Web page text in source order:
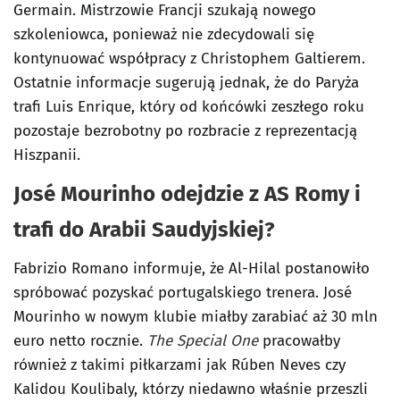
Germain. Mistrzowie Francji szukają nowego
szkoleniowca, ponieważ nie zdecydowali się
kontynuować współpracy z Christophem Galtierem.
Ostatnie informacje sugerują jednak, że do Paryża
trafi Luis Enrique, który od końcówki zeszłego roku
pozostaje bezrobotny po rozbracie z reprezentacją
Hiszpanii.
José Mourinho odejdzie z AS Romy i
trafi do Arabii Saudyjskiej?
Fabrizio Romano informuje, że Al-Hilal postanowiło
spróbować pozyskać portugalskiego trenera. José
Mourinho w nowym klubie miałby zarabiać aż 30 mln
euro netto rocznie. The Special One pracowałby
również z takimi piłkarzami jak Rúben Neves czy
Kalidou Koulibaly, którzy niedawno właśnie przeszli